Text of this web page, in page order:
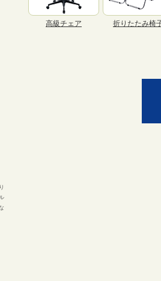
高級チェア 折りたたみ椅